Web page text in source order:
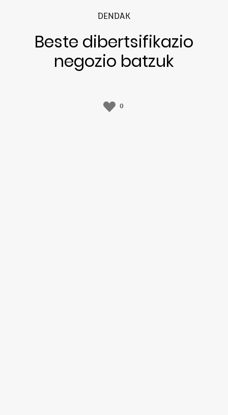
DENDAK
Beste dibertsifikazio
negozio batzuk
0